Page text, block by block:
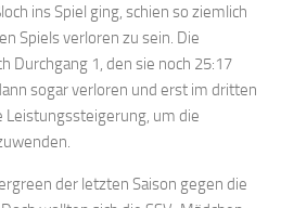
ins Spiel ging, schien so ziemlich
Spiels verloren zu sein. Die
Durchgang 1, den sie noch 25:17
sogar verloren und erst im dritten
Leistungssteigerung, um die
der letzten Saison gegen die